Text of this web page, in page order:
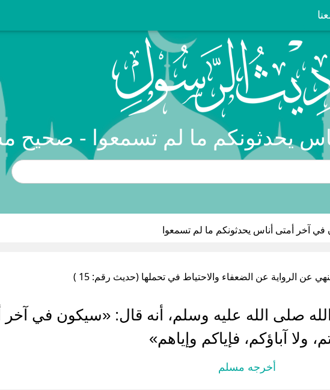
يحدثونكم ما لم تسمعوا - صحيح
آخر أمتى أناس يحدثونكم ما لم تسمعوا
عن الرواية عن الضعفاء والاحتياط في تحملها (حديث رقم: 15 )
صلى الله عليه وسلم، أنه قال: «سيكون في آخر
ولا آباؤكم، فإياكم وإياهم»
أخرجه مسلم